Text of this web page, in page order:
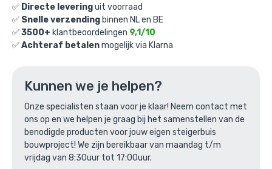
✅ Directe leveringuit voorraad
✅ Snelle verzending binnen NL en BE
✅3500+ klantbeoordelingen 9,1/10
✅Achteraf betalenmogelijk via Klarna
Kunnen we je helpen?
Onze specialisten staan voor je klaar! Neem contact met
ons op en we helpen je graag bij het samenstellen van de
benodigde producten voor jouw eigen steigerbuis
bouwproject! We zijn bereikbaar van maandag t/m
vrijdag van 8:30uur tot 17:00uur.
Productnummer: KLS-35-A4
€0,00 incl. BTW/ stuk
Ga naar winkelmandje
of verder winkelen